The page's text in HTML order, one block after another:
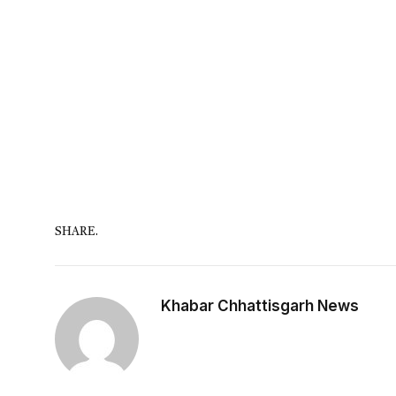
SHARE.
Khabar Chhattisgarh News